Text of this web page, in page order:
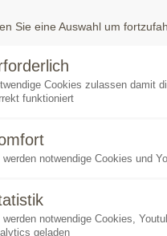
Speick-Pflanze
Waschmittel für
Sie eine Auswahl um
Cookies zulassen damit
funktioniert
werden notwendige Cookies und
werden notwendige Cookies,
geladen